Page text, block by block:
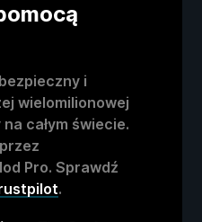
i
wielomilionowej
całym świecie.
Pro. Sprawdź
.